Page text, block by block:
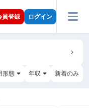
員登録 ログイン
形態 年収 新着のみ